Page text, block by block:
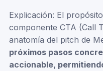
Explicación: El
componente CTA (Call
anatomía del pitch de
próximos pasos
accionable,